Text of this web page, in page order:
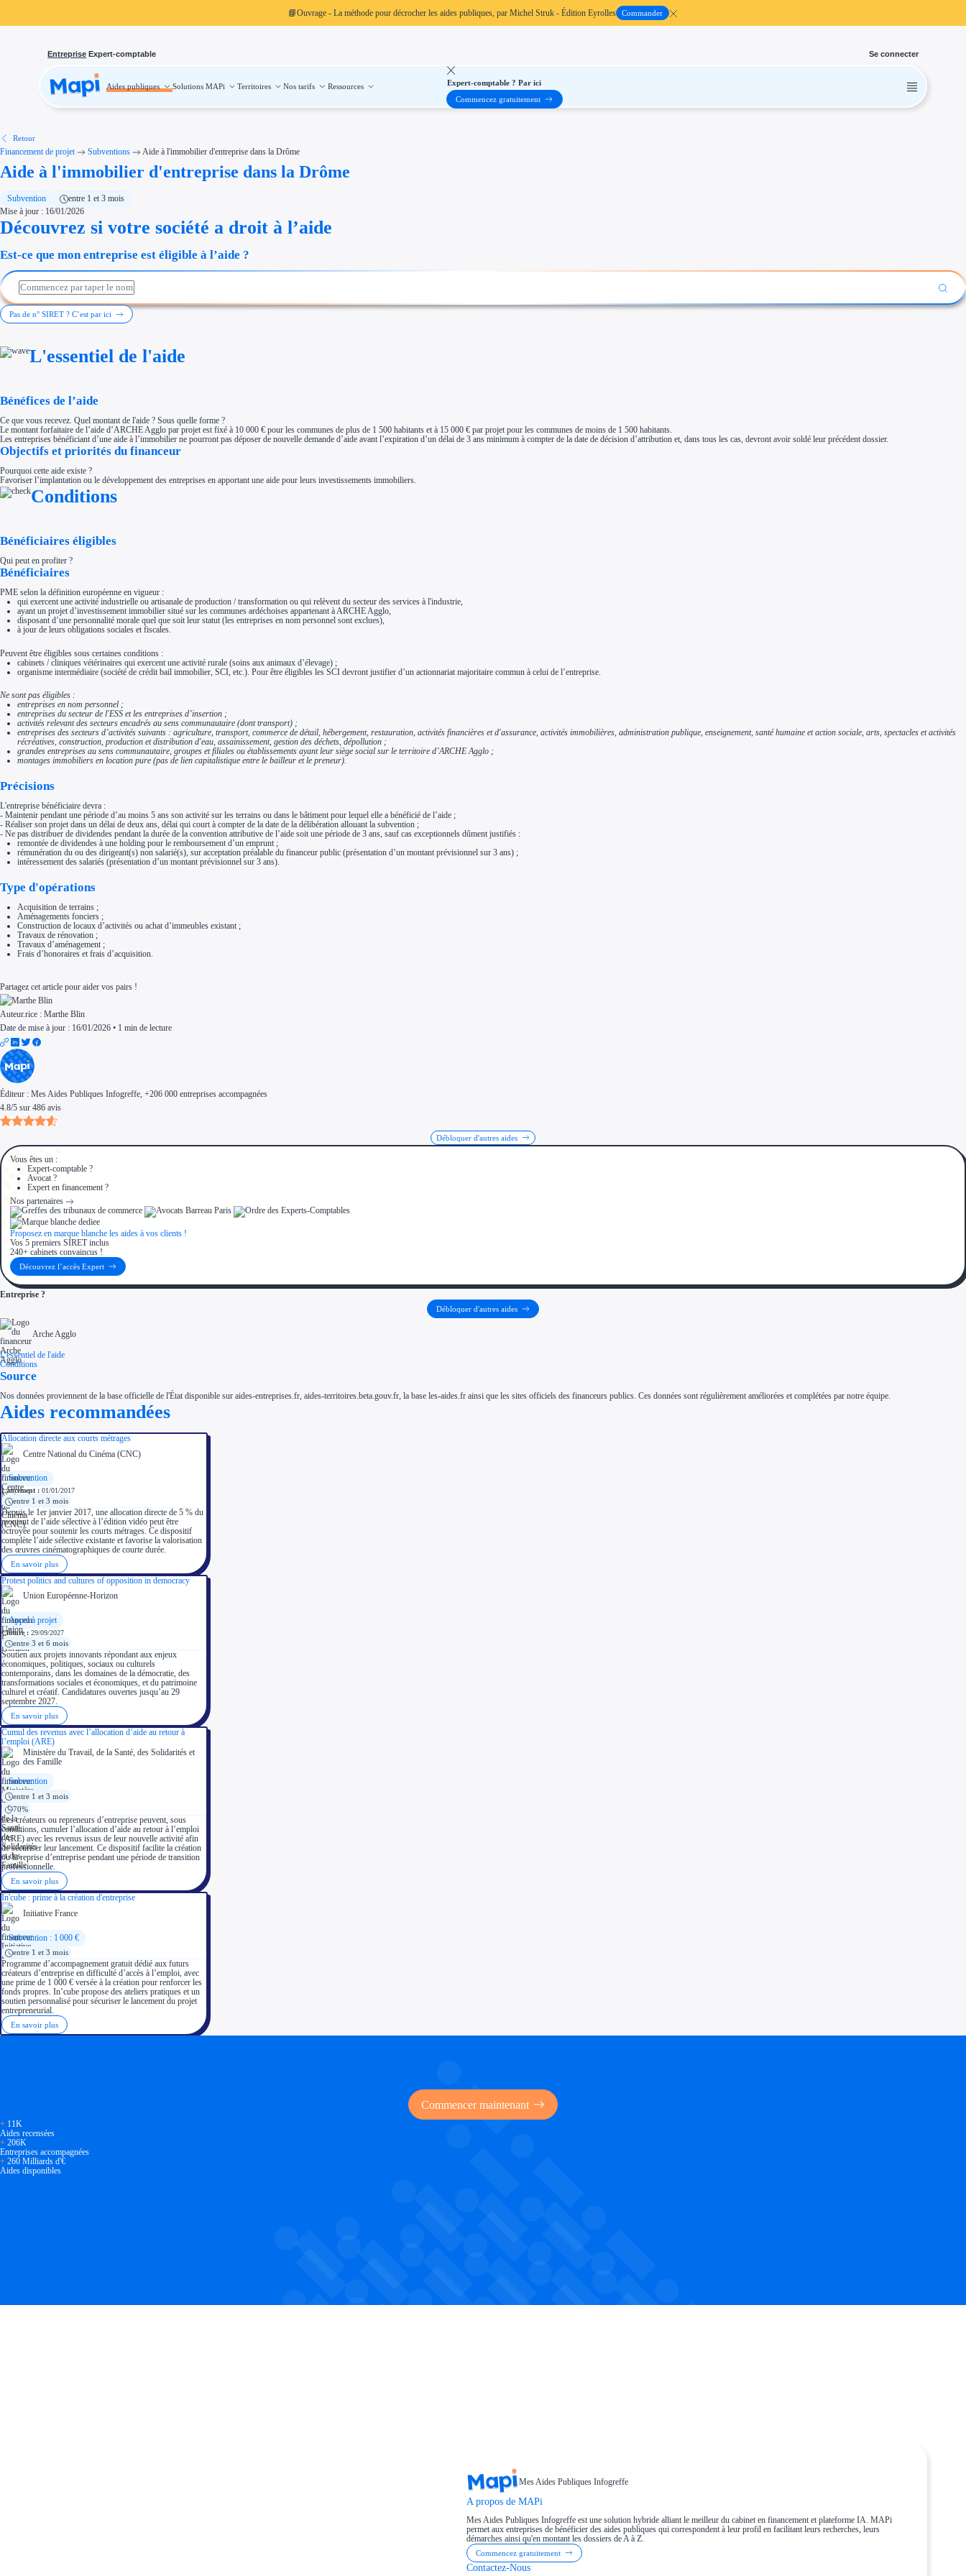
📘Ouvrage - La méthode pour décrocher les aides publiques, par Michel Struk - Édition Eyrolles Commander
Entreprise Expert-comptable Se connecter
Aides publiques Solutions MAPi Territoires Nos tarifs Ressources
Aides publiques
Investissement
Thématiques
Financement innovation
Transition écologique
Développement international
Étapes de vie
Création d'entreprise
Aides Ressources Humaines
Type de financements
Réduction des coûts
Crédits & réductions d'impôt
Exonération fiscale
Avance remboursable
Garantie bancaire entreprise
Par financeur
Aides par organisme financeur
Tous les financeurs
Solutions MAPi
Territoires
Aides Région Centre-Val de Loire
Aides Région Corse
Aides Région Grand-Est
Aides Région Hauts-de-France
Régions de I à P
Aides Région Normandie
Aides Région Nouvelle-Aquitaine
Aides Région Occitanie
Aides Région PACA
Aides Région Guadeloupe
Aides Région Guyane
Aides Région Martinique
Aides Région Mayotte
Aides Région Réunion
Couvertures
Accompagnement
Ressources
FAQ
Blog
Nos guides
Nos partenaires
Expert-comptable ? Par ici
Commencez gratuitement
Retour
Financement de projet Subventions Aide à l'immobilier d'entreprise dans la Drôme
Aide à l'immobilier d'entreprise dans la Drôme
Subvention
entre 1 et 3 mois
Mise à jour : 16/01/2026
Découvrez si votre société a droit à l’aide
Est-ce que mon entreprise est éligible à l’aide ?
Pas de n° SIRET ? C’est par ici
L'essentiel de l'aide
Bénéfices de l’aide
Ce que vous recevez. Quel montant de l'aide ? Sous quelle forme ?
Le montant forfaitaire de l’aide d’ARCHE Agglo par projet est fixé à 10 000 € pour les communes de plus de 1 500 habitants et à 15 000 € par projet pour les communes de moins de 1 500 habitants.
Les entreprises bénéficiant d’une aide à l’immobilier ne pourront pas déposer de nouvelle demande d’aide avant l’expiration d’un délai de 3 ans minimum à compter de la date de décision d’attribution et, dans tous les cas, devront avoir soldé leur précédent dossier.
Objectifs et priorités du financeur
Pourquoi cette aide existe ?
Favoriser l’implantation ou le développement des entreprises en apportant une aide pour leurs investissements immobiliers.
Conditions
Bénéficiaires éligibles
Qui peut en profiter ?
Bénéficiaires
PME selon la définition européenne en vigueur :
qui exercent une activité industrielle ou artisanale de production / transformation ou qui relèvent du secteur des services à l'industrie,
ayant un projet d’investissement immobilier situé sur les communes ardéchoises appartenant à ARCHE Agglo,
disposant d’une personnalité morale quel que soit leur statut (les entreprises en nom personnel sont exclues),
à jour de leurs obligations sociales et fiscales.
Peuvent être éligibles sous certaines conditions :
cabinets / cliniques vétérinaires qui exercent une activité rurale (soins aux animaux d’élevage) ;
organisme intermédiaire (société de crédit bail immobilier, SCI, etc.). Pour être éligibles les SCI devront justifier d’un actionnariat majoritaire commun à celui de l’entreprise.
Ne sont pas éligibles :
entreprises en nom personnel ;
entreprises du secteur de l'ESS et les entreprises d’insertion ;
activités relevant des secteurs encadrés au sens communautaire (dont transport) ;
entreprises des secteurs d’activités suivants : agriculture, transport, commerce de détail, hébergement, restauration, activités financières et d'assurance, activités immobilières, administration publique, enseignement, santé humaine et action sociale, arts, spectacles et activités
récréatives, construction, production et distribution d'eau, assainissement, gestion des déchets, dépollution ;
grandes entreprises au sens communautaire, groupes et filiales ou établissements ayant leur siège social sur le territoire d’ARCHE Agglo ;
montages immobiliers en location pure (pas de lien capitalistique entre le bailleur et le preneur).
Précisions
L'entreprise bénéficiaire devra :
- Maintenir pendant une période d’au moins 5 ans son activité sur les terrains ou dans le bâtiment pour lequel elle a bénéficié de l’aide ;
- Réaliser son projet dans un délai de deux ans, délai qui court à compter de la date de la délibération allouant la subvention ;
- Ne pas distribuer de dividendes pendant la durée de la convention attributive de l’aide soit une période de 3 ans, sauf cas exceptionnels dûment justifiés :
remontée de dividendes à une holding pour le remboursement d’un emprunt ;
rémunération du ou des dirigeant(s) non salarié(s), sur acceptation préalable du financeur public (présentation d’un montant prévisionnel sur 3 ans) ;
intéressement des salariés (présentation d’un montant prévisionnel sur 3 ans).
Type d'opérations
Acquisition de terrains ;
Aménagements fonciers ;
Construction de locaux d’activités ou achat d’immeubles existant ;
Travaux de rénovation ;
Travaux d’aménagement ;
Frais d’honoraires et frais d’acquisition.
Partagez cet article pour aider vos pairs !
Auteur.rice : Marthe Blin
Date de mise à jour : 16/01/2026 • 1 min de lecture
Éditeur : Mes Aides Publiques Infogreffe , +206 000 entreprises accompagnées
4.8/5 sur 486 avis
Débloquer d'autres aides
Vous êtes un :
Expert-comptable ?
Avocat ?
Expert en financement ?
Nos partenaires
Proposez en marque blanche les aides à vos clients !
Vos 5 premiers SIRET inclus
240+ cabinets convaincus !
Découvrez l’accès Expert
Entreprise ?
Débloquer d'autres aides
Arche Agglo
L'essentiel de l'aide
Conditions
Source
Nos données proviennent de la base officielle de l'État disponible sur aides-entreprises.fr, aides-territoires.beta.gouv.fr, la base les-aides.fr ainsi que les sites officiels des financeurs publics. Ces données sont régulièrement améliorées et complétées par notre équipe.
Aides recommandées
Allocation directe aux courts métrages
Centre National du Cinéma (CNC)
Subvention
Lancement : 01/01/2017
entre 1 et 3 mois
Depuis le 1er janvier 2017, une allocation directe de 5 % du
montant de l’aide sélective à l’édition vidéo peut être
octroyée pour soutenir les courts métrages. Ce dispositif
complète l’aide sélective existante et favorise la valorisation
des œuvres cinématographiques de courte durée.
En savoir plus
Protest politics and cultures of opposition in democracy
Union Européenne-Horizon
Appel à projet
Clôture : 29/09/2027
entre 3 et 6 mois
Soutien aux projets innovants répondant aux enjeux
économiques, politiques, sociaux ou culturels
contemporains, dans les domaines de la démocratie, des
transformations sociales et économiques, et du patrimoine
culturel et créatif. Candidatures ouvertes jusqu’au 29
septembre 2027.
En savoir plus
Cumul des revenus avec l’allocation d’aide au retour à
l’emploi (ARE)
Ministère du Travail, de la Santé, des Solidarités et
des Famille
Subvention
entre 1 et 3 mois
70%
Les créateurs ou repreneurs d’entreprise peuvent, sous
conditions, cumuler l’allocation d’aide au retour à l’emploi
(ARE) avec les revenus issus de leur nouvelle activité afin
de sécuriser leur lancement. Ce dispositif facilite la création
ou la reprise d’entreprise pendant une période de transition
professionnelle.
En savoir plus
In'cube : prime à la création d'entreprise
Initiative France
Subvention : 1 000 €
entre 1 et 3 mois
Programme d’accompagnement gratuit dédié aux futurs
créateurs d’entreprise en difficulté d’accès à l’emploi, avec
une prime de 1 000 € versée à la création pour renforcer les
fonds propres. In’cube propose des ateliers pratiques et un
soutien personnalisé pour sécuriser le lancement du projet
entrepreneurial.
En savoir plus
Commencer maintenant
+ 11K
Aides recensées
+ 206K
Entreprises accompagnées
+ 260 Milliards d'€
Aides disponibles
Mes Aides Publiques Infogreffe
A propos de MAPi
Mes Aides Publiques Infogreffe est une solution hybride alliant le meilleur du cabinet en financement et plateforme IA. MAPi
permet aux entreprises de bénéficier des aides publiques qui correspondent à leur profil en facilitant leurs recherches, leurs
démarches ainsi qu'en montant les dossiers de A à Z.
Commencez gratuitement
Contactez-Nous